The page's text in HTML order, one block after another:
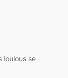
loulous se